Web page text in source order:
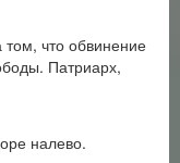
том, что обвинение
Патриарх,
налево.